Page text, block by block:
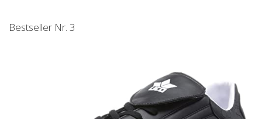
Bestseller Nr. 3